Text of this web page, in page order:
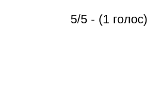
5/5 - (1 голос)